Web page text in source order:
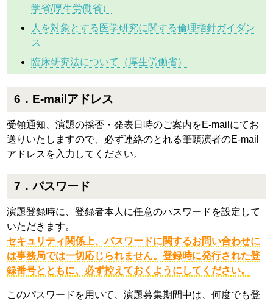
学省/厚生労働省）
人を対象とする医学研究に関する倫理指針ガイダン
ス
臨床研究法について（厚生労働省）
6．E-mailアドレス
受領通知、演題の採否・発表日時のご案内をE-mailにてお
送りいたしますので、必ず連絡のとれる筆頭演者のE-mail
アドレスを入力してください。
7．パスワード
演題登録時に、登録者本人に任意のパスワードを設定して
いただきます。
セキュリティ関係上、パスワードに関するお問い合わせに
は事務局では一切応じられません。登録時に発行された登
録番号とともに、必ず控えておくようにしてください。
このパスワードを用いて、演題募集期間中は、何度でも登